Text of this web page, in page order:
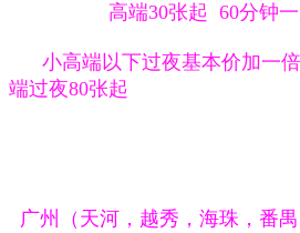
高端30张起 60分钟一
小高端以下过夜基本价加一倍
端过夜80张起
广州（天河，越秀，海珠，番禺